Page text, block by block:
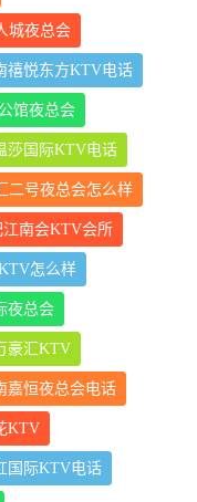
城夜总会
禧悦东方KTV电话
馆夜总会
莎国际KTV电话
二号夜总会怎么样
江南会KTV会所
怎么样
夜总会
豪汇KTV
嘉恒夜总会电话
KTV
国际KTV电话